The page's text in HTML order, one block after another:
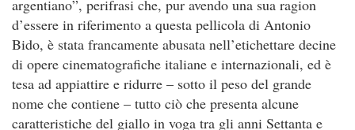
argentiano”, perifrasi che, pur avendo una sua ragion
d’essere in riferimento a questa pellicola di Antonio
Bido, è stata francamente abusata nell’etichettare decine
di opere cinematografiche italiane e internazionali, ed è
tesa ad appiattire e ridurre – sotto il peso del grande
nome che contiene – tutto ciò che presenta alcune
caratteristiche del giallo in voga tra gli anni Settanta e